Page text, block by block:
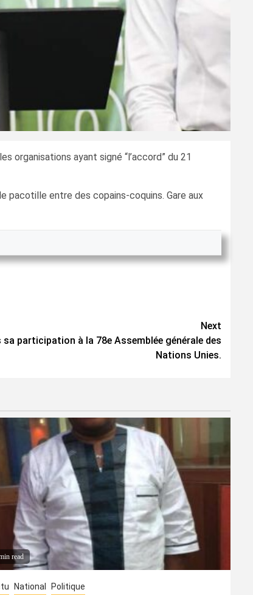
organisations ayant signé “l’accord” du 21
pacotille entre des copains-coquins. Gare aux
Next
participation à la 78e Assemblée générale des
Nations Unies.
read
National Politique